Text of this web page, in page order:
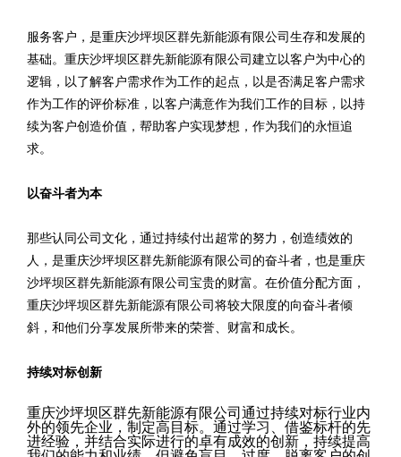
服务客户，是重庆沙坪坝区群先新能源有限公司生存和发展的
基础。重庆沙坪坝区群先新能源有限公司建立以客户为中心的
逻辑，以了解客户需求作为工作的起点，以是否满足客户需求
作为工作的评价标准，以客户满意作为我们工作的目标，以持
续为客户创造价值，帮助客户实现梦想，作为我们的永恒追
求。
以奋斗者为本
那些认同公司文化，通过持续付出超常的努力，创造绩效的
人，是重庆沙坪坝区群先新能源有限公司的奋斗者，也是重庆
沙坪坝区群先新能源有限公司宝贵的财富。在价值分配方面，
重庆沙坪坝区群先新能源有限公司将较大限度的向奋斗者倾
斜，和他们分享发展所带来的荣誉、财富和成长。
持续对标创新
重庆沙坪坝区群先新能源有限公司通过持续对标行业内
外的领先企业，制定高目标。通过学习、借鉴标杆的先
进经验，并结合实际进行的卓有成效的创新，持续提高